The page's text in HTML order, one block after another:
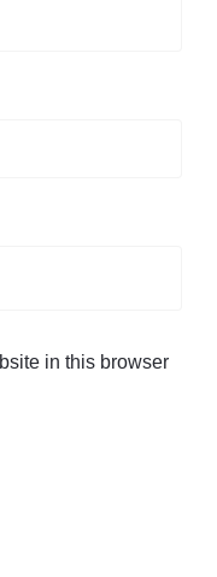
in this browser